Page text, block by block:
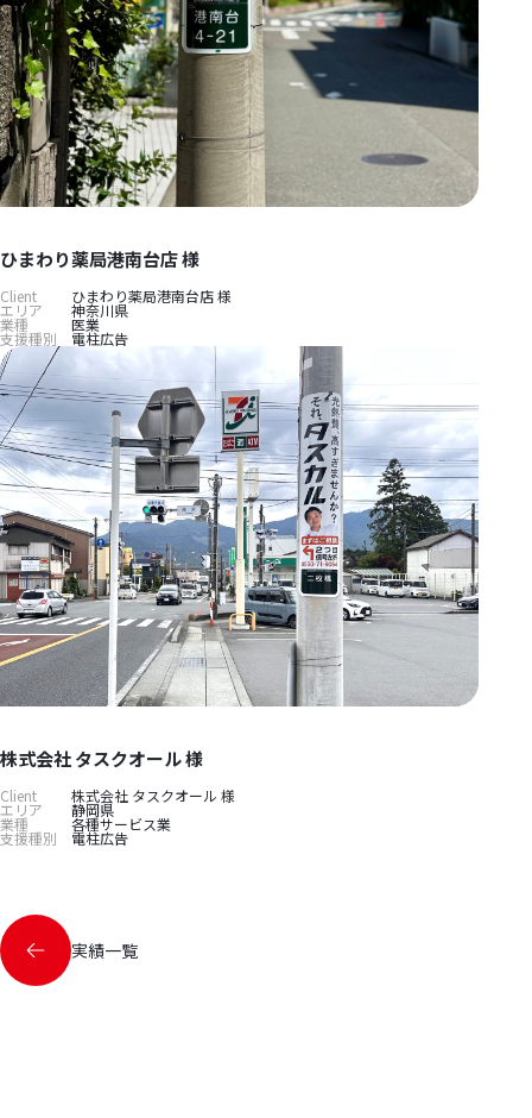
ひまわり薬局港南台店 様
Client ひまわり薬局港南台店 様
エリア 神奈川県
業種 医業
支援種別 電柱広告
株式会社 タスクオール 様
Client 株式会社 タスクオール 様
エリア 静岡県
業種 各種サービス業
支援種別 電柱広告
実績一覧